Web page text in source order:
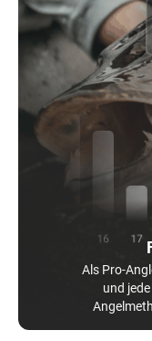
Als Pro-
und